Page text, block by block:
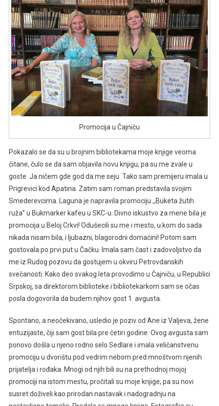
Promocija u Čajniču
Pokazalo se da su u brojnim bibliotekama moje knjige veoma
čitane, čulo se da sam objavila novu knjigu, pa su me zvale u
goste. Ja ničem gde god da me seju. Tako sam premijeru imala u
Prigrevici kod Apatina. Zatim sam roman predstavila svojim
Smederevcima. Laguna je napravila promociju ,,Buketa žutih
ruža’’ u Bukmarker kafeu u SKC-u. Divno iskustvo za mene bila je
promocija u Beloj Crkvi! Odušecili su me i mesto, u kom do sada
nikada nisam bila, i ljubazni, blagorodni domaćini! Potom sam
gostovala po prvi put u Čačku. Imala sam čast i zadovoljstvo da
me iz Rudog pozovu da gostujem u okviru Petrovdanskih
svečanosti. Kako deo svakog leta provodimo u Čajniču, u Republici
Srpskoj, sa direktorom biblioteke i bibliotekarkom sam se očas
posla dogovorila da budem njihov gost 1. avgusta.
Spontano, a neočekivano, usledio je poziv od Ane iz Valjeva, žene
entuzijaste, čiji sam gost bila pre četiri godine. Ovog avgusta sam
ponovo došla u njeno rodno selo Sedlare i imala veličanstvenu
promociju u dvorištu pod vedrim nebom pred mnoštvom njenih
prijatelja i rođaka. Mnogi od njih bili su na prethodnoj mojoj
promociji na istom mestu, pročitali su moje knjige, pa su novi
susret doživeli kao prirodan nastavak i nadogradnju na